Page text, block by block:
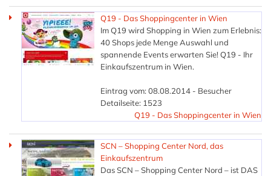
Q19 - Das Shoppingcenter in Wien
Im Q19 wird Shopping in Wien zum Erlebnis:
40 Shops jede Menge Auswahl und
spannende Events erwarten Sie! Q19 - Ihr
Einkaufszentrum in Wien.
Eintrag vom: 08.08.2014 - Besucher
Detailseite: 1523
Q19 - Das Shoppingcenter in Wien
SCN – Shopping Center Nord, das
Einkaufszentrum
Das SCN – Shopping Center Nord – ist DAS